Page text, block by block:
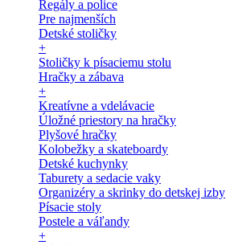
Regály a police
Pre najmenších
Detské stoličky
+
Stoličky k písaciemu stolu
Hračky a zábava
+
Kreatívne a vdelávacie
Úložné priestory na hračky
Plyšové hračky
Kolobežky a skateboardy
Detské kuchynky
Taburety a sedacie vaky
Organizéry a skrinky do detskej izby
Písacie stoly
Postele a váľandy
+